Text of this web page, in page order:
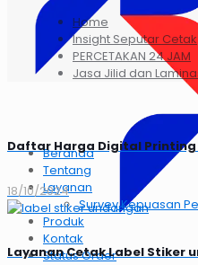
Beranda
Tentang
Layanan
Survey Kepuasan
Produk
Kontak
Status Order
Home
Insight Seputar Cetak
PERCETAKAN 24 JAM
Jasa Jilid dan
Daftar Harga Digital
18/10/2024
Layanan Cetak Label Stiker